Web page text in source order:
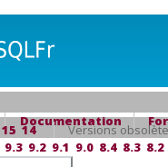
Documentation
15 14
Versions
9.3 9.2 9.1 9.0 8.4 8.3 8.2